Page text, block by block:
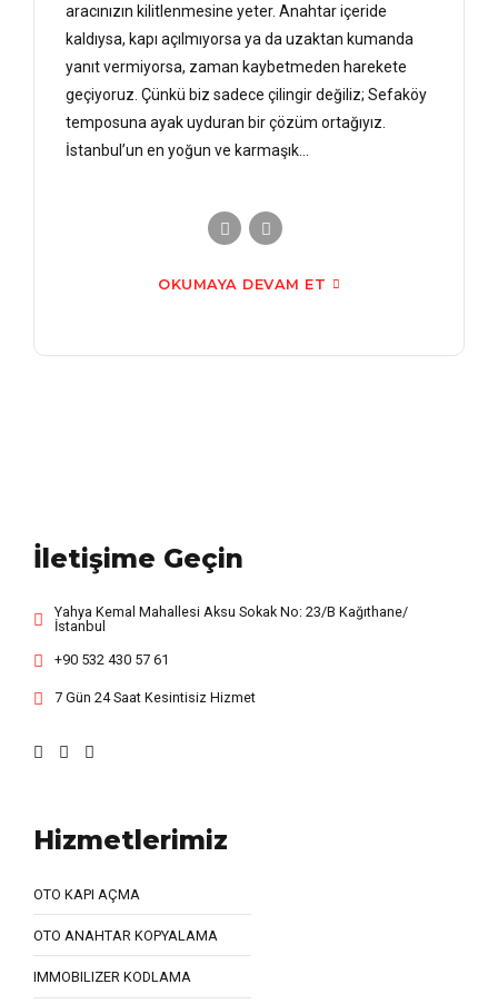
aracınızın kilitlenmesine yeter. Anahtar içeride
kaldıysa, kapı açılmıyorsa ya da uzaktan kumanda
yanıt vermiyorsa, zaman kaybetmeden harekete
geçiyoruz. Çünkü biz sadece çilingir değiliz; Sefaköy
temposuna ayak uyduran bir çözüm ortağıyız.
İstanbul’un en yoğun ve karmaşık...
OKUMAYA DEVAM ET
İletişime Geçin
Yahya Kemal Mahallesi Aksu Sokak No: 23/B Kağıthane/
İstanbul
+90 532 430 57 61
7 Gün 24 Saat Kesintisiz Hizmet
Hizmetlerimiz
OTO KAPI AÇMA
OTO ANAHTAR KOPYALAMA
IMMOBILIZER KODLAMA